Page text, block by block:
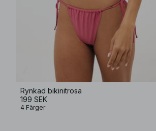
Rynkad bikinitrosa
199 SEK
4 Färger